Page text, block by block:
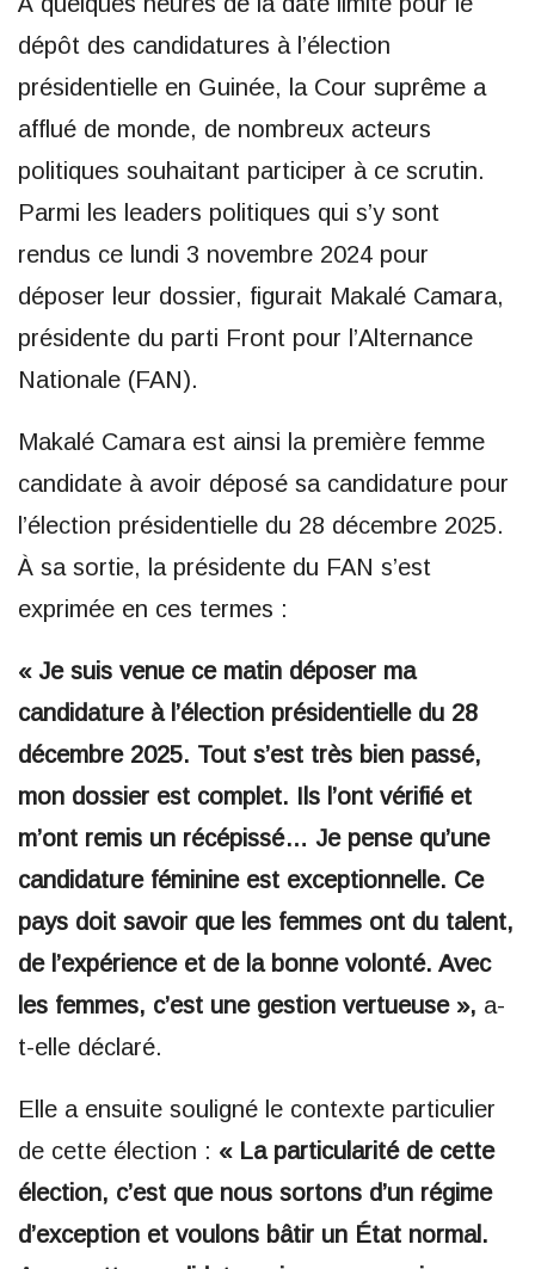
dépôt des candidatures à l’élection
présidentielle en Guinée, la Cour suprême a
afflué de monde, de nombreux acteurs
politiques souhaitant participer à ce scrutin.
Parmi les leaders politiques qui s’y sont
rendus ce lundi 3 novembre 2024 pour
déposer leur dossier, figurait Makalé Camara,
présidente du parti Front pour l’Alternance
Nationale (FAN).
Makalé Camara est ainsi la première femme
candidate à avoir déposé sa candidature pour
l’élection présidentielle du 28 décembre 2025.
À sa sortie, la présidente du FAN s’est
exprimée en ces termes :
« Je suis venue ce matin déposer ma
candidature à l’élection présidentielle du 28
décembre 2025. Tout s’est très bien passé,
mon dossier est complet. Ils l’ont vérifié et
m’ont remis un récépissé… Je pense qu’une
candidature féminine est exceptionnelle. Ce
pays doit savoir que les femmes ont du talent,
de l’expérience et de la bonne volonté. Avec
les femmes, c’est une gestion vertueuse », a-
t-elle déclaré.
Elle a ensuite souligné le contexte particulier
de cette élection : « La particularité de cette
élection, c’est que nous sortons d’un régime
d’exception et voulons bâtir un État normal.